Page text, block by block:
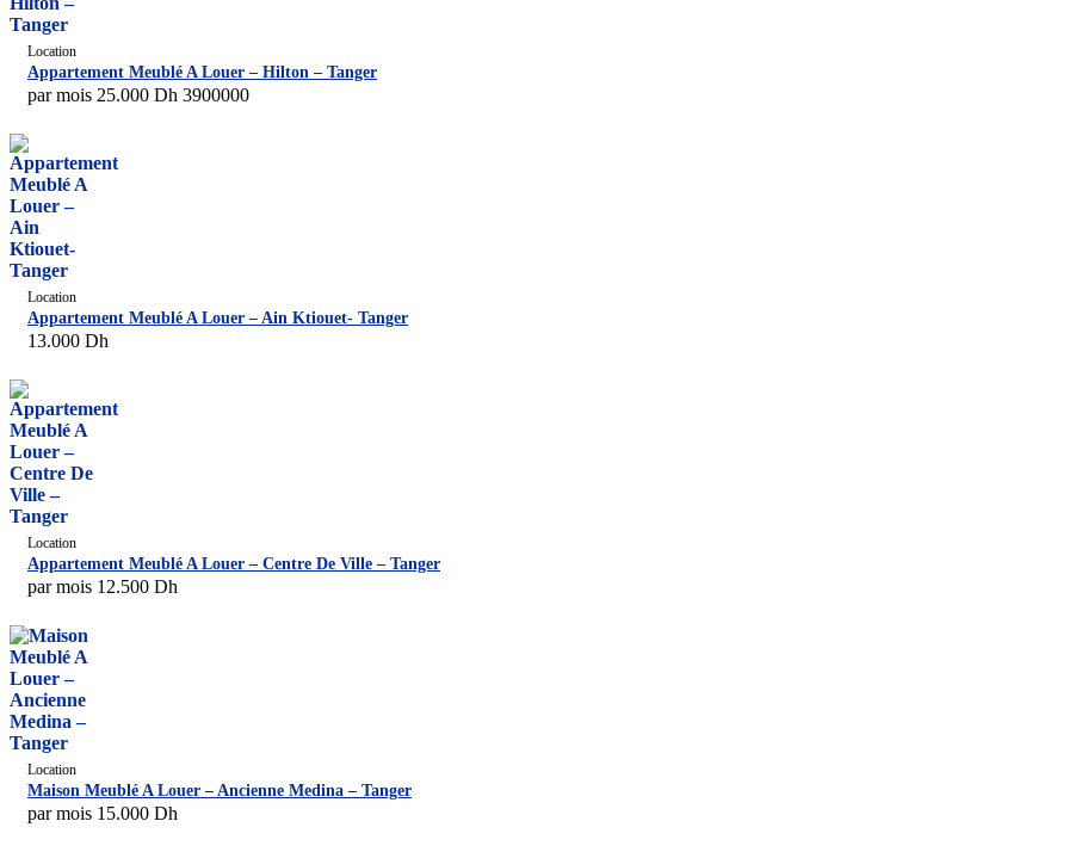
Location
Appartement Meublé A Louer – Hilton – Tanger
par mois 25.000 Dh 3900000
Location
Appartement Meublé A Louer – Ain Ktiouet- Tanger
13.000 Dh
Location
Appartement Meublé A Louer – Centre De Ville – Tanger
par mois 12.500 Dh
Location
Maison Meublé A Louer – Ancienne Medina – Tanger
par mois 15.000 Dh